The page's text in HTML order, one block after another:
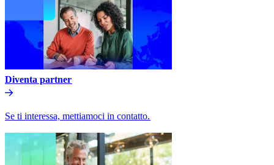
Diventa partner​​
Se ti interessa, mettiamoci in contatto.​​